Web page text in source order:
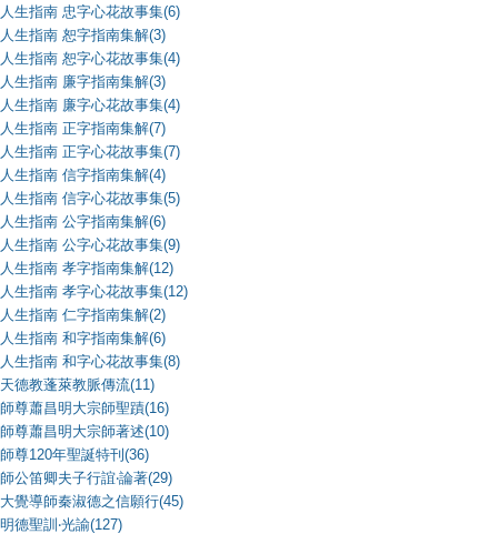
人生指南 忠字心花故事集(6)
人生指南 恕字指南集解(3)
人生指南 恕字心花故事集(4)
人生指南 廉字指南集解(3)
人生指南 廉字心花故事集(4)
人生指南 正字指南集解(7)
人生指南 正字心花故事集(7)
人生指南 信字指南集解(4)
人生指南 信字心花故事集(5)
人生指南 公字指南集解(6)
人生指南 公字心花故事集(9)
人生指南 孝字指南集解(12)
人生指南 孝字心花故事集(12)
人生指南 仁字指南集解(2)
人生指南 和字指南集解(6)
人生指南 和字心花故事集(8)
天德教蓬萊教脈傳流(11)
師尊蕭昌明大宗師聖蹟(16)
師尊蕭昌明大宗師著述(10)
師尊120年聖誕特刊(36)
師公笛卿夫子行誼‧論著(29)
大覺導師秦淑德之信願行(45)
明德聖訓‧光諭(127)